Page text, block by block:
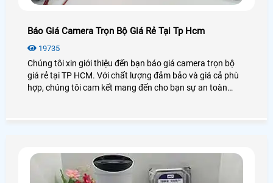
Báo Giá Camera Trọn Bộ Giá Rẻ Tại Tp Hcm
19735
Chúng tôi xin giới thiệu đến bạn báo giá camera trọn bộ
giá rẻ tại TP HCM. Với chất lượng đảm bảo và giá cả phù
hợp, chúng tôi cam kết mang đến cho bạn sự an toàn